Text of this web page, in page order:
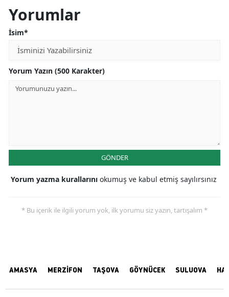
Yorumlar
İsim*
Yorum Yazın (500 Karakter)
GÖNDER
Yorum yazma kurallarını okumuş ve kabul etmiş sayılırsınız
* Bu içerik ile ilgili yorum yok, ilk yorumu siz yazın, tartışalım *
AMASYA MERZİFON TAŞOVA GÖYNÜCEK SULUOVA